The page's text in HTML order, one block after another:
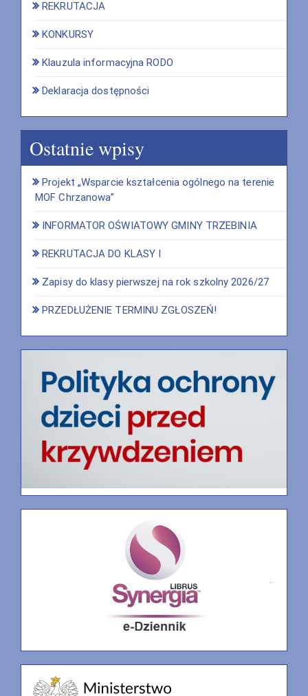
REKRUTACJA
KONKURSY
Klauzula informacyjna RODO
Deklaracja dostępności
Ostatnie wpisy
Projekt „Wsparcie kształcenia ogólnego na terenie
MOF Chrzanowa”
INFORMATOR OŚWIATOWY GMINY TRZEBINIA
REKRUTACJA DO KLASY I
Zapisy do klasy pierwszej na rok szkolny 2026/27
PRZEDŁUŻENIE TERMINU ZGŁOSZEŃ!